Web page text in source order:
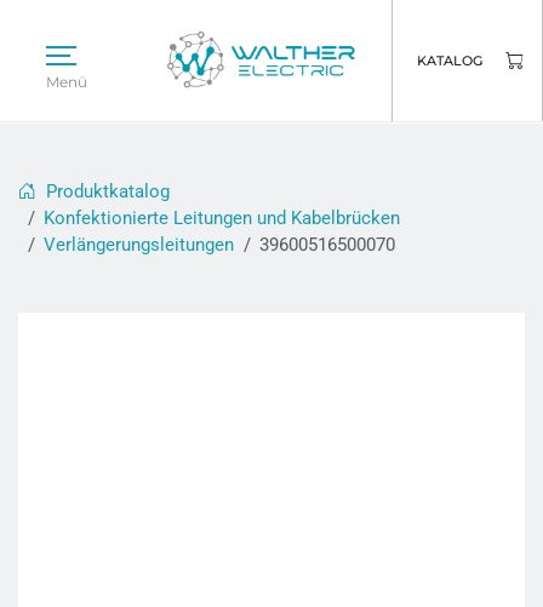
Menü
KATALOG
Produktkatalog
Konfektionierte Leitungen und Kabelbrücken
Verlängerungsleitungen
39600516500070